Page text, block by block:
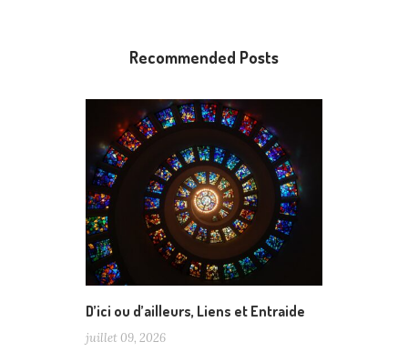
Recommended Posts
D’ici ou d’ailleurs, Liens et Entraide
juillet 09, 2026